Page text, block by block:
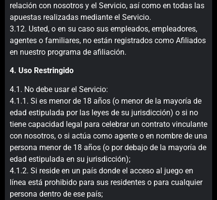
relación con nosotros y el Servicio, así como en todas las
apuestas realizadas mediante el Servicio.
3.12. Usted, o en su caso sus empleados, empleadores,
agentes o familiares, no están registrados como Afiliados
en nuestro programa de afiliación.
4. Uso Restringido
4.1. No debe usar el Servicio:
4.1.1. Si es menor de 18 años (o menor de la mayoría de
edad estipulada por las leyes de su jurisdicción) o si no
tiene capacidad legal para celebrar un contrato vinculante
con nosotros, o si actúa como agente o en nombre de una
persona menor de 18 años (o por debajo de la mayoría de
edad estipulada en su jurisdicción);
4.1.2. Si reside en un país donde el acceso al juego en
línea está prohibido para sus residentes o para cualquier
persona dentro de ese país;